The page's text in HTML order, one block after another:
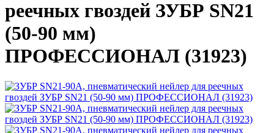
реечных гвоздей ЗУБР SN21
(50-90 мм)
ПРОФЕССИОНАЛ (31923)